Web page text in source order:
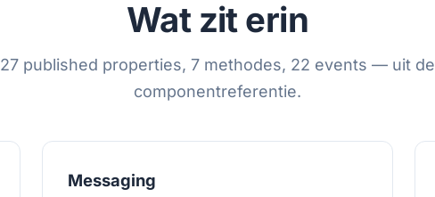
Wat zit erin
27 published properties, 7 methodes, 22 events — uit de
componentreferentie.
Messaging